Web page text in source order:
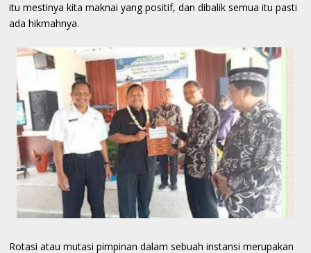
itu mestinya kita maknai yang positif, dan dibalik semua itu pasti
ada hikmahnya.
Rotasi atau mutasi pimpinan dalam sebuah instansi merupakan